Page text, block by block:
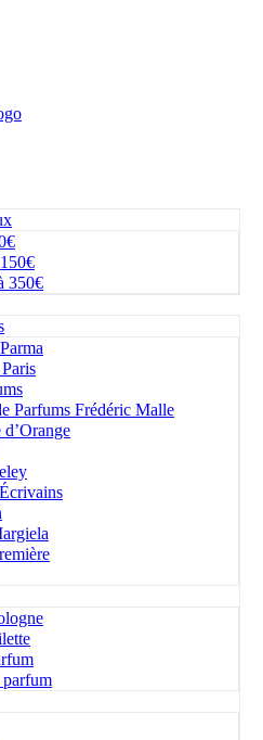
350€
Parfums Frédéric Malle